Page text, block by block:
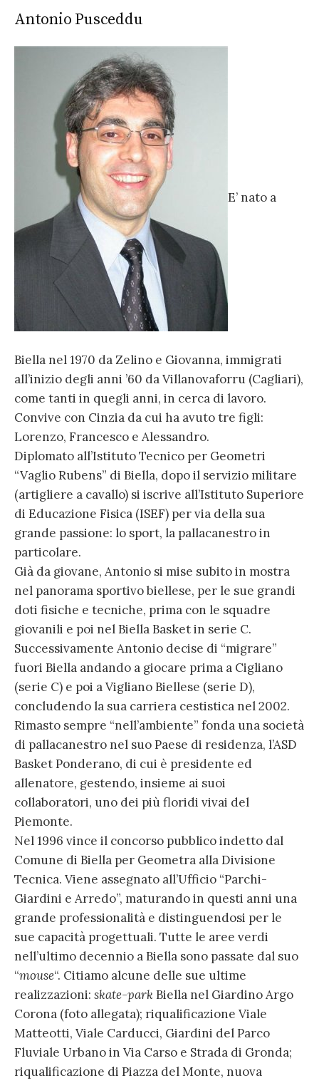
Antonio Pusceddu
E’ nato a
Biella nel 1970 da Zelino e Giovanna, immigrati
all’inizio degli anni ’60 da Villanovaforru (Cagliari),
come tanti in quegli anni, in cerca di lavoro.
Convive con Cinzia da cui ha avuto tre figli:
Lorenzo, Francesco e Alessandro.
Diplomato all’Istituto Tecnico per Geometri
“Vaglio Rubens” di Biella, dopo il servizio militare
(artigliere a cavallo) si iscrive all’Istituto Superiore
di Educazione Fisica (ISEF) per via della sua
grande passione: lo sport, la pallacanestro in
particolare.
Già da giovane, Antonio si mise subito in mostra
nel panorama sportivo biellese, per le sue grandi
doti fisiche e tecniche, prima con le squadre
giovanili e poi nel Biella Basket in serie C.
Successivamente Antonio decise di “migrare”
fuori Biella andando a giocare prima a Cigliano
(serie C) e poi a Vigliano Biellese (serie D),
concludendo la sua carriera cestistica nel 2002.
Rimasto sempre “nell’ambiente” fonda una società
di pallacanestro nel suo Paese di residenza, l’ASD
Basket Ponderano, di cui è presidente ed
allenatore, gestendo, insieme ai suoi
collaboratori, uno dei più floridi vivai del
Piemonte.
Nel 1996 vince il concorso pubblico indetto dal
Comune di Biella per Geometra alla Divisione
Tecnica. Viene assegnato all’Ufficio “Parchi-
Giardini e Arredo”, maturando in questi anni una
grande professionalità e distinguendosi per le
sue capacità progettuali. Tutte le aree verdi
nell’ultimo decennio a Biella sono passate dal suo
“mouse“. Citiamo alcune delle sue ultime
realizzazioni: skate-parkBiella nel Giardino Argo
Corona (foto allegata); riqualificazione Viale
Matteotti, Viale Carducci, Giardini del Parco
Fluviale Urbano in Via Carso e Strada di Gronda;
riqualificazione di Piazza del Monte, nuova